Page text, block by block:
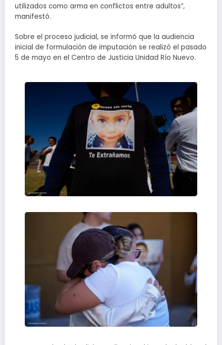
utilizados como arma en conflictos entre adultos”,
manifestó.
Sobre el proceso judicial, se informó que la audiencia
inicial de formulación de imputación se realizó el pasado
5 de mayo en el Centro de Justicia Unidad Río Nuevo.